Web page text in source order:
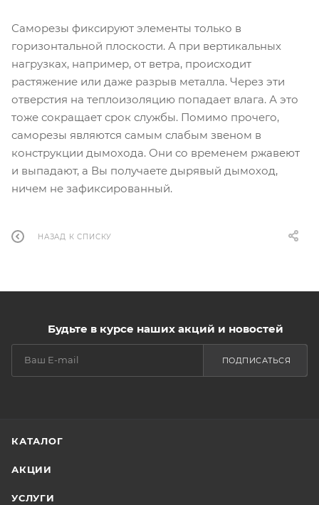
Саморезы фиксируют элементы только в
горизонтальной плоскости. А при вертикальных
нагрузках, например, от ветра, происходит
растяжение или даже разрыв металла. Через эти
отверстия на теплоизоляцию попадает влага. А это
тоже сокращает срок службы. Помимо прочего,
саморезы являются самым слабым звеном в
конструкции дымохода. Они со временем ржавеют
и выпадают, а Вы получаете дырявый дымоход,
ничем не зафиксированный.
НАЗАД К СПИСКУ
Будьте в курсе наших акций и новостей
ПОДПИСАТЬСЯ
КАТАЛОГ
АКЦИИ
УСЛУГИ